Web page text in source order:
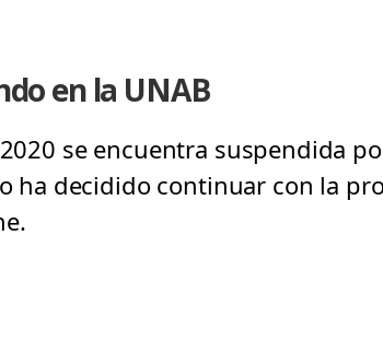
en la UNAB
se encuentra suspendida
ha decidido continuar con la